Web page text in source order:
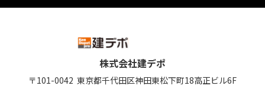
株式会社建デポ
〒101-0042 東京都千代田区神田東松下町18高正ビル6F